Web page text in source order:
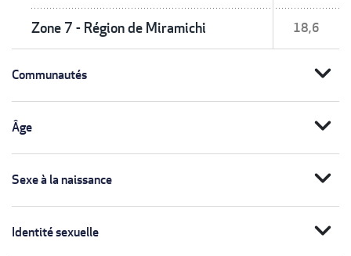
Zone 7 - Région de Miramichi 18,6
Communautés expand_more
Âge expand_more
Sexe à la naissance expand_more
Identité sexuelle expand_more